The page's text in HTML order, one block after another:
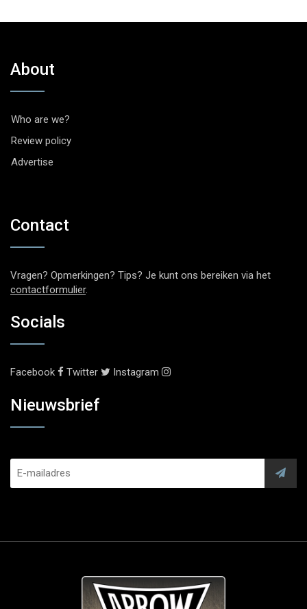
About
Who are we?
Review policy
Advertise
Contact
Vragen? Opmerkingen? Tips? Je kunt ons bereiken via het
contactformulier.
Socials
Facebook Twitter Instagram
Nieuwsbrief